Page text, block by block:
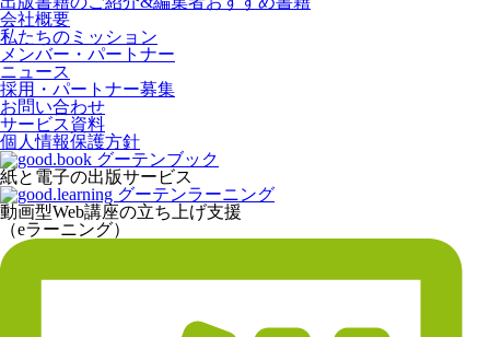
会社概要
私たちのミッション
メンバー・パートナー
ニュース
採用・パートナー募集
お問い合わせ
サービス資料
個人情報保護方針
紙と電子の出版サービス
動画型Web講座の立ち上げ支援
（eラーニング）